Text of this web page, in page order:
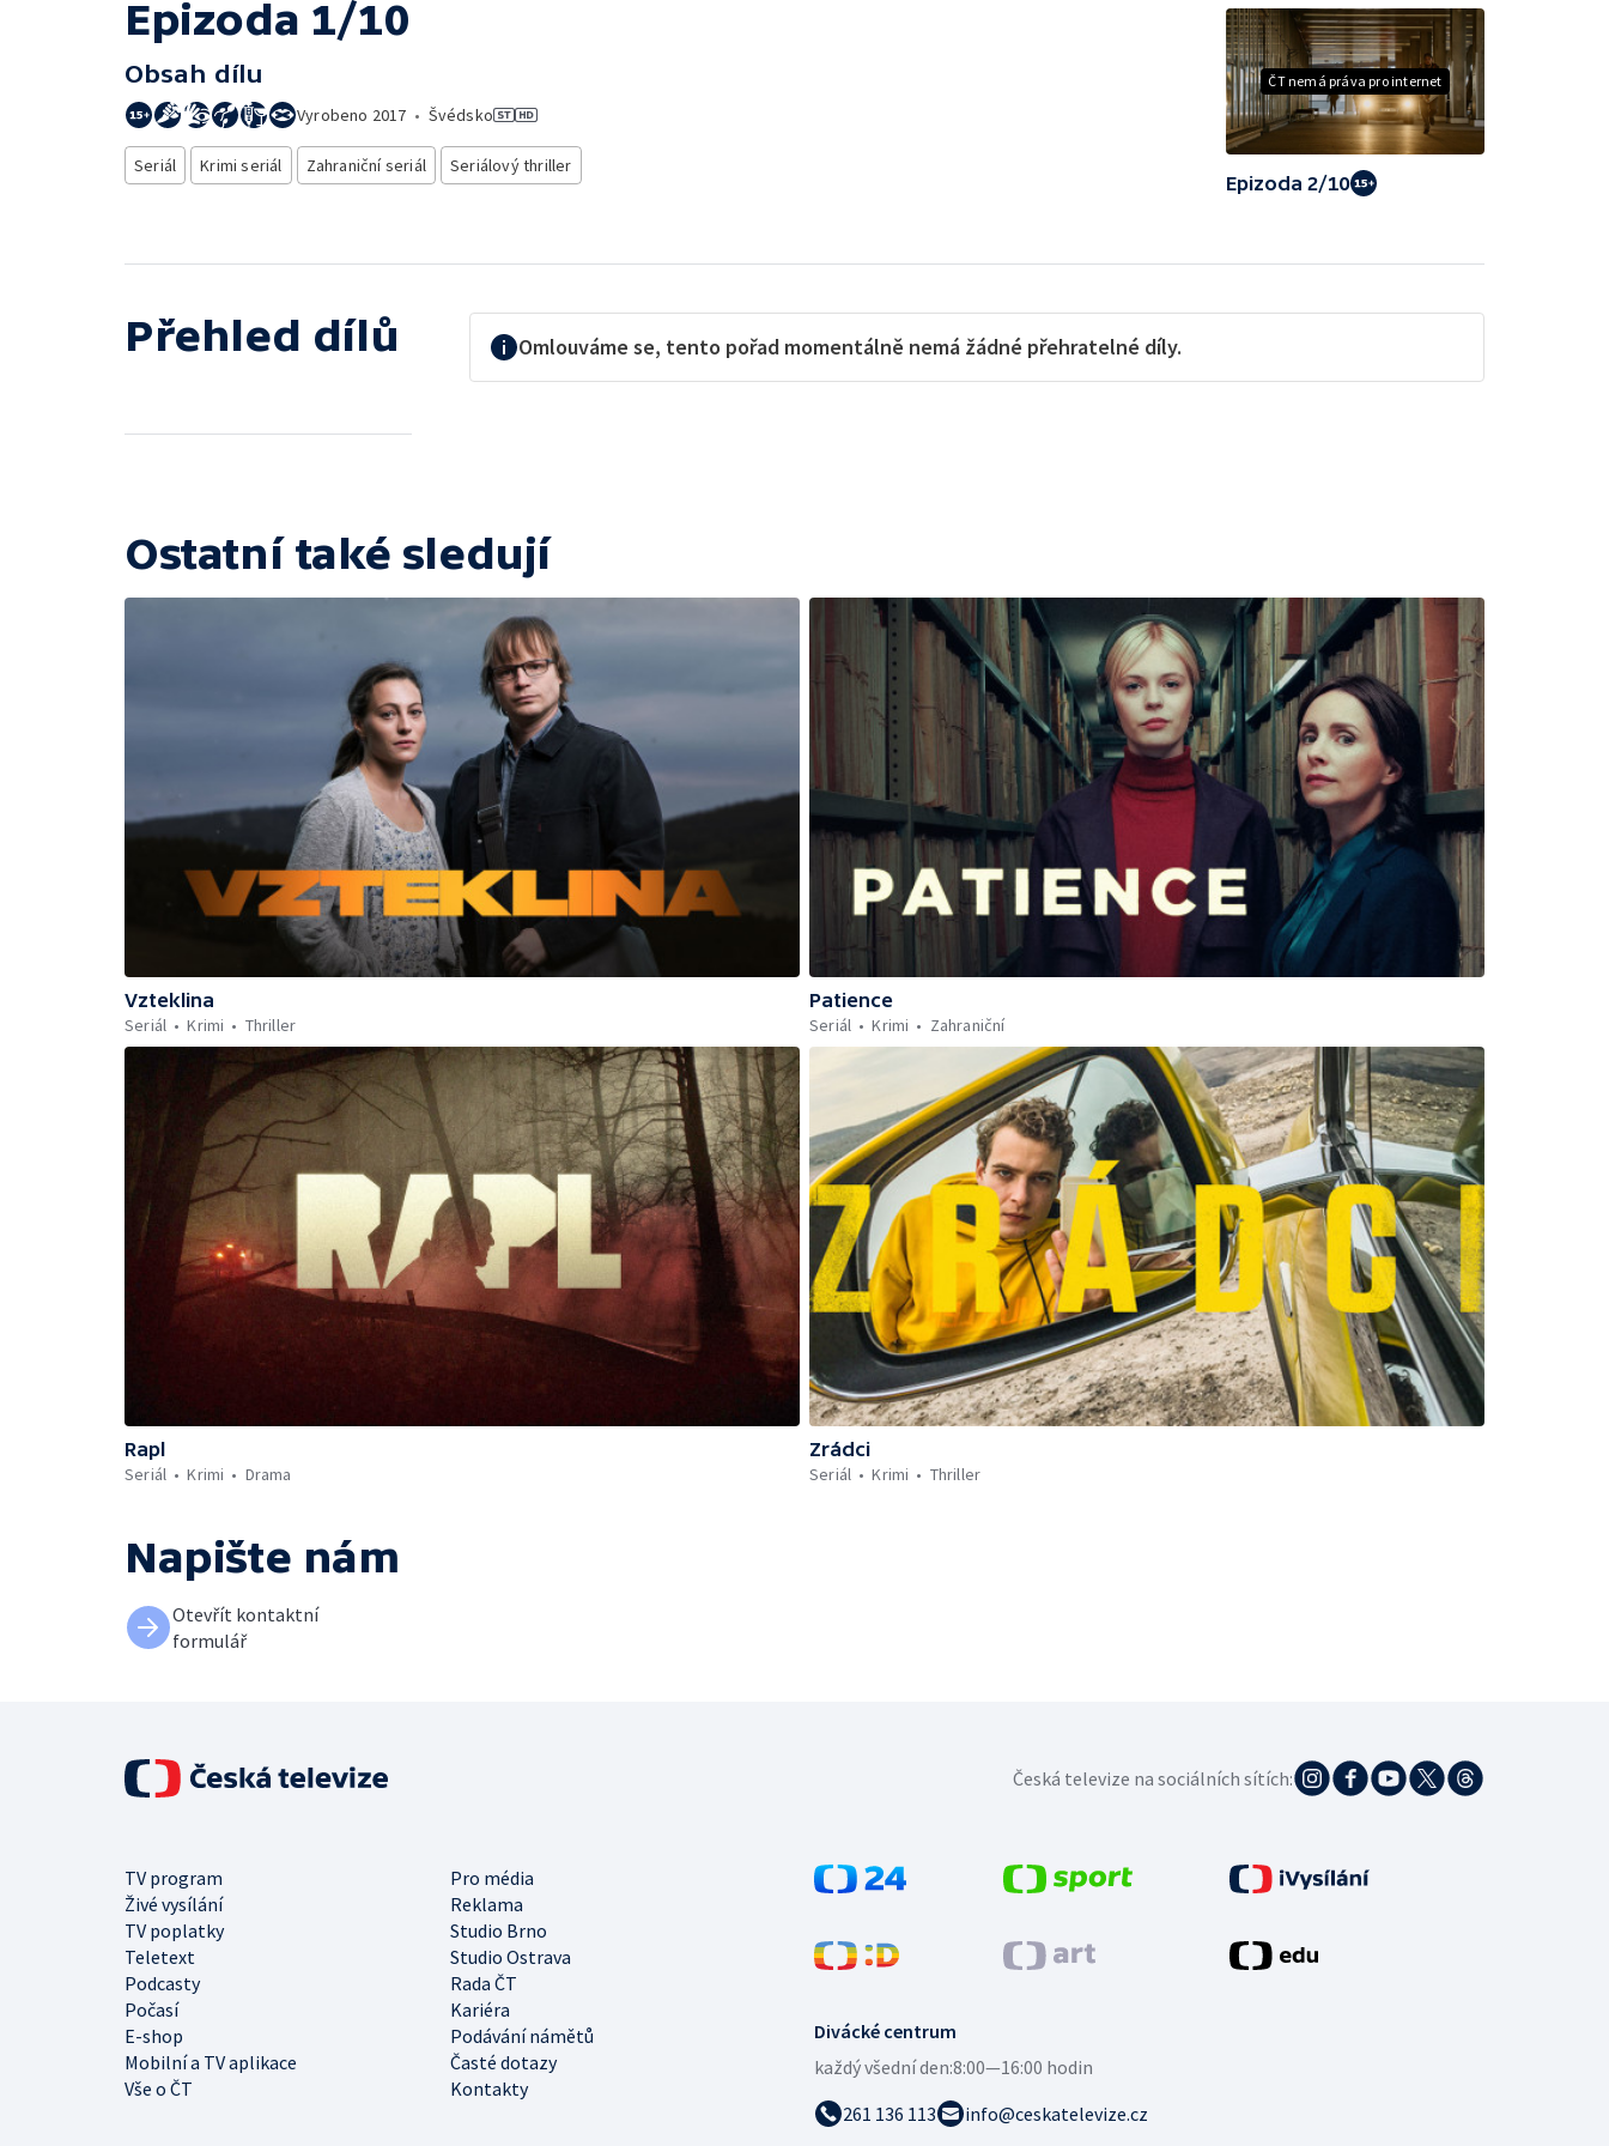
Epizoda 1/10
Obsah dílu
Vyrobeno 2017 • Švédsko
Seriál Krimi seriál Zahraniční seriál Seriálový thriller
ČT nemá práva pro internet
Epizoda 2/10
Přehled dílů Omlouváme se, tento pořad momentálně nemá žádné přehratelné díly.
Ostatní také sledují
Vzteklina
Seriál
Krimi Thriller
Patience
Seriál
Krimi Zahraniční
Rapl
Seriál
Krimi Drama
Zrádci
Seriál
Krimi Thriller
Napište nám
Otevřít kontaktní
formulář
Divácké centrum
každý všední den:8:00—16:00 hodin
261 136 113
info@ceskatelevize.cz
TV program
Pro média
Živé vysílání
Reklama
TV poplatky
Studio Brno
Teletext
Studio Ostrava
Podcasty
Rada ČT
Počasí
Kariéra
E-shop
Podávání námětů
Mobilní a TV aplikace
Časté dotazy
Vše o ČT
Kontakty
Česká televize na sociálních sítích: